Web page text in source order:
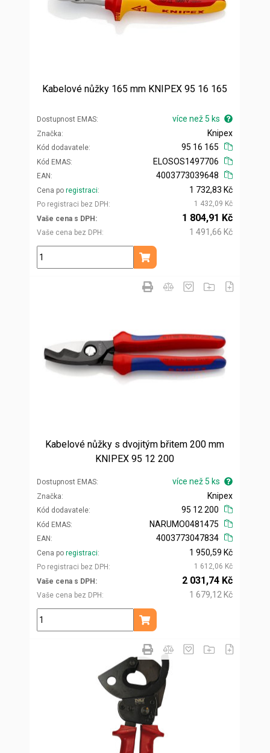
Kabelové nůžky 165 mm KNIPEX 95 16 165
Dostupnost EMAS více než 5 ks
Značka
Kód dodavatele
Knipex
95 16 165
Kód EMAS
EAN
ELOSOS1497706
4003773039648
Cena po registraci
Po registraci bez DPH
1 732,83 Kč
1 432,09 Kč
Vaše cena s DPH
Vaše cena bez DPH
1 804,91 Kč
1 491,66 Kč
ks
Přidat do košíku
Kabelové nůžky s dvojitým břitem 200 mm
KNIPEX 95 12 200
Dostupnost EMAS více než 5 ks
Značka
Kód dodavatele
Knipex
95 12 200
Kód EMAS
EAN
NARUMO0481475
4003773047834
Cena po registraci
Po registraci bez DPH
1 950,59 Kč
1 612,06 Kč
Vaše cena s DPH
Vaše cena bez DPH
2 031,74 Kč
1 679,12 Kč
ks
Přidat do košíku